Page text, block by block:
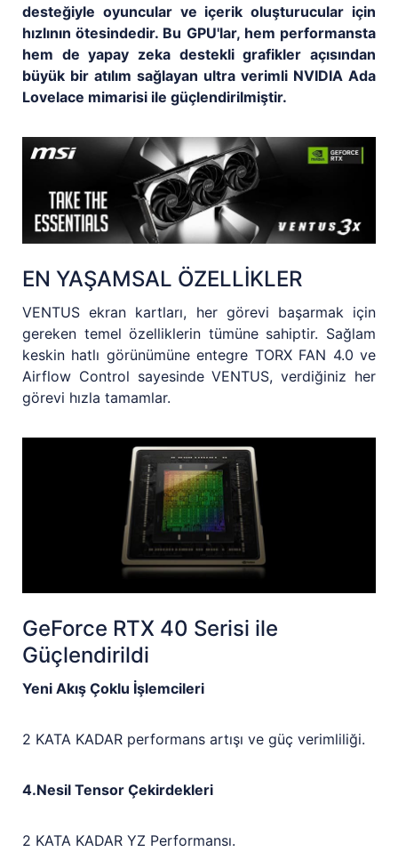
desteğiyle oyuncular ve içerik oluşturucular için
hızlının ötesindedir. Bu GPU'lar, hem performansta
hem de yapay zeka destekli grafikler açısından
büyük bir atılım sağlayan ultra verimli NVIDIA Ada
Lovelace mimarisi ile güçlendirilmiştir.
EN YAŞAMSAL ÖZELLİKLER
VENTUS ekran kartları, her görevi başarmak için
gereken temel özelliklerin tümüne sahiptir. Sağlam
keskin hatlı görünümüne entegre TORX FAN 4.0 ve
Airflow Control sayesinde VENTUS, verdiğiniz her
görevi hızla tamamlar.
GeForce RTX 40 Serisi ile
Güçlendirildi
Yeni Akış Çoklu İşlemcileri
2 KATA KADAR performans artışı ve güç verimliliği.
4.Nesil Tensor Çekirdekleri
2 KATA KADAR YZ Performansı.